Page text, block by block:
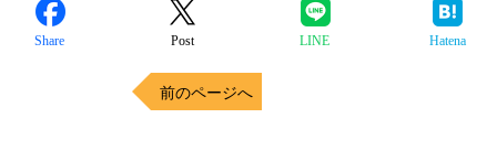
Share Post LINE Hatena
前のページへ